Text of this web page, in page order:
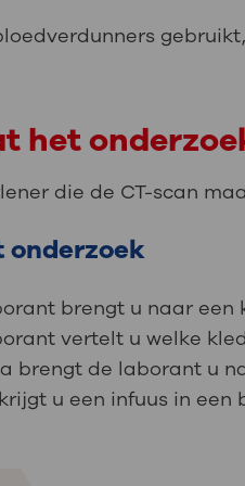
het
die de CT-scan
onderzoek
brengt u naar een
vertelt u welke
brengt de laborant u
u een infuus in